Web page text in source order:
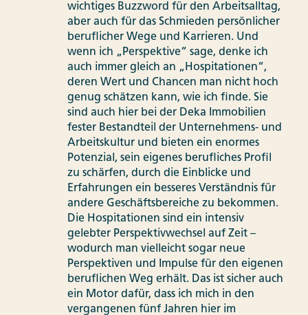
wichtiges Buzzword für den Arbeitsalltag,
aber auch für das Schmieden persönlicher
beruflicher Wege und Karrieren. Und
wenn ich „Perspektive“ sage, denke ich
auch immer gleich an „Hospitationen“,
deren Wert und Chancen man nicht hoch
genug schätzen kann, wie ich finde. Sie
sind auch hier bei der Deka Immobilien
fester Bestandteil der Unternehmens- und
Arbeitskultur und bieten ein enormes
Potenzial, sein eigenes berufliches Profil
zu schärfen, durch die Einblicke und
Erfahrungen ein besseres Verständnis für
andere Geschäftsbereiche zu bekommen.
Die Hospitationen sind ein intensiv
gelebter Perspektivwechsel auf Zeit –
wodurch man vielleicht sogar neue
Perspektiven und Impulse für den eigenen
beruflichen Weg erhält. Das ist sicher auch
ein Motor dafür, dass ich mich in den
vergangenen fünf Jahren hier im